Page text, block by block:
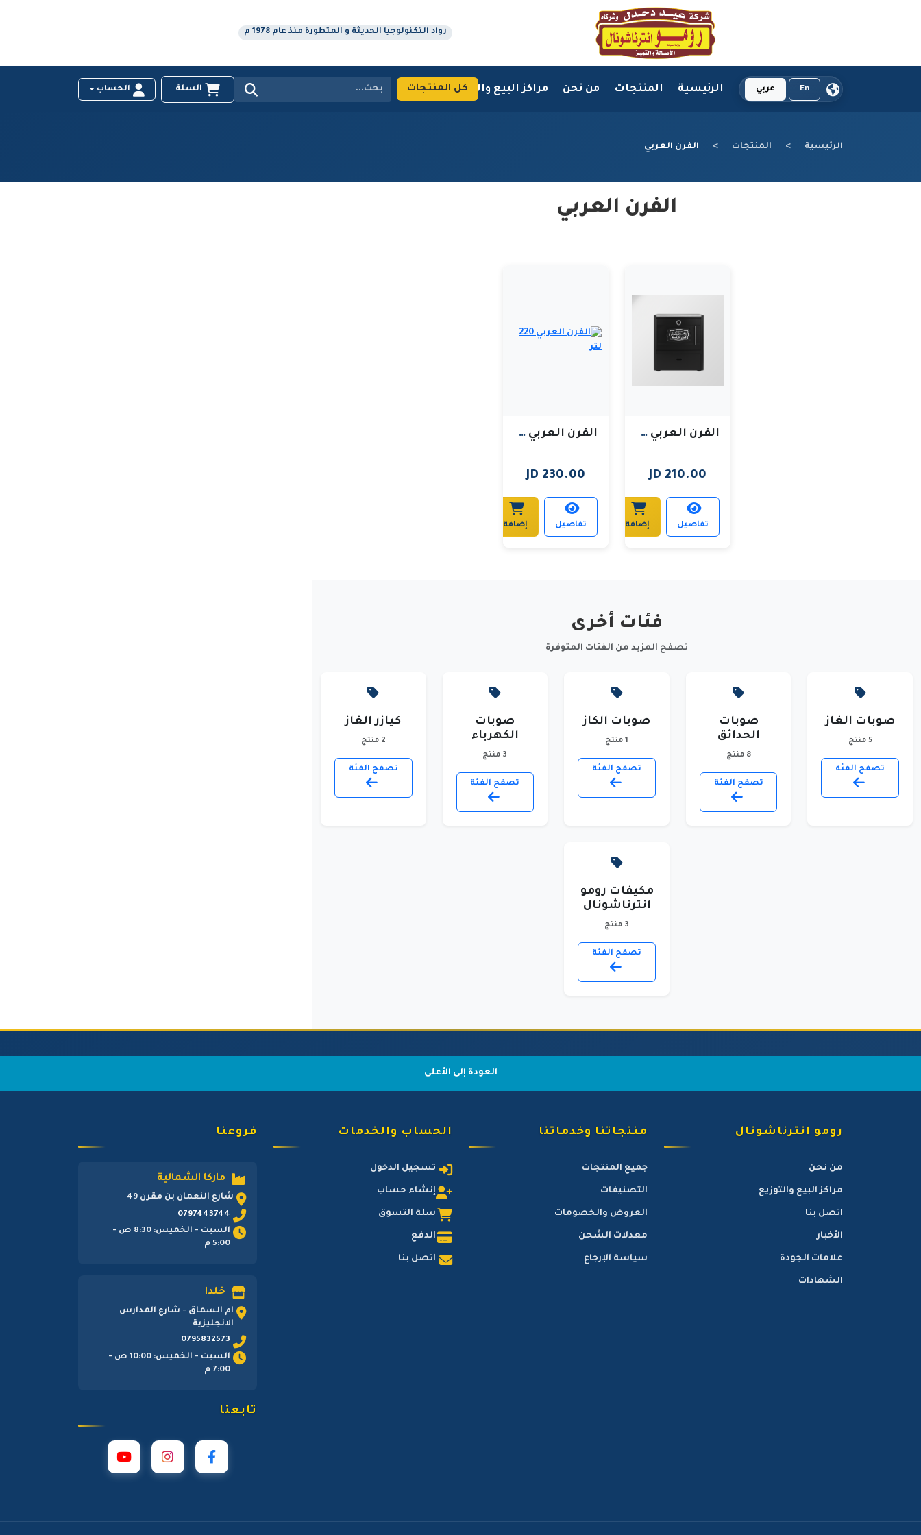
رواد التكنولوجيا الحديثة و المتطورة منذ عام 1978 م
En عربي الرئيسية المنتجات من نحن مراكز البيع والتوزيع اتصل بنا
كل المنتجات السلة الحساب
الرئيسية المنتجات الفرن العربي
الفرن العربي
الفرن العربي 180 لتر
210.00 JD
تفاصيل إضافة
الفرن العربي 220 لتر
230.00 JD
تفاصيل إضافة
فئات أخرى
تصفح المزيد من الفئات المتوفرة
صوبات الغاز
5 منتج
تصفح الفئة
صوبات
الحدائق
8 منتج
تصفح الفئة
صوبات الكاز
1 منتج
تصفح الفئة
صوبات
الكهرباء
3 منتج
تصفح الفئة
كيازر الغاز
2 منتج
تصفح الفئة
مكيفات رومو
انترناشونال
3 منتج
تصفح الفئة
العودة إلى الأعلى
رومو انترناشونال
من نحن
مراكز البيع والتوزيع
اتصل بنا
الأخبار
علامات الجودة
الشهادات
منتجاتنا وخدماتنا
جميع المنتجات
التصنيفات
العروض والخصومات
معدلات الشحن
سياسة الإرجاع
الحساب والخدمات
تسجيل الدخول
إنشاء حساب
سلة التسوق
الدفع
اتصل بنا
فروعنا
ماركا الشمالية
شارع النعمان بن مقرن 49
0797443744
السبت - الخميس: 8:30 ص -
5:00 م
خلدا
ام السماق - شارع المدارس
الانجليزية
0795832573
السبت - الخميس: 10:00 ص -
7:00 م
تابعنا